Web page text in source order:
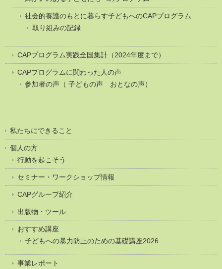
社会的養護のもとに暮らす子どもへのCAPプログラム
取り組みの記録
CAPプログラム実践全国集計（2024年度まで）
CAPプログラムに関わった人の声
参加者の声（ 子どもの声 おとなの声）
私たちにできること
個人の方
行動を起こそう
セミナー・ワークショップ情報
CAPグループ紹介
出版物・ツール
おすすめ講座
子どもへの暴力防止のための基礎講座2026
事業レポート